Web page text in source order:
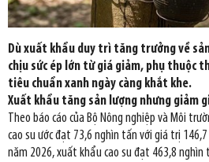
Dù xuất khẩu duy trì tăng trưởng về
chịu sức ép lớn từ giá giảm, phụ thuộc
tiêu chuẩn xanh ngày càng khắt khe.
Xuất khẩu tăng sản lượng nhưng giảm
Theo báo cáo của Bộ Nông nghiệp và Môi
cao su ước đạt 73,6 nghìn tấn với giá trị
năm 2026, xuất khẩu cao su đạt 463,8 nghìn